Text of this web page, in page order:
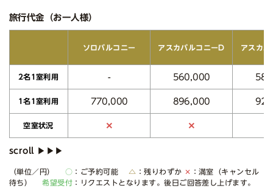
旅行代金（お一人様）
ソロバルコニー アスカバルコニーD アスカバ
2名1室利用 - 560,000
1名1室利用 770,000 896,000
空室状況 ✕ ✕
（単位／円） ○ ：ご予約可能 △ ：残りわずか ✕ ：満室（キャンセル
待ち）希望受付 ：リクエストとなります。後日ご回答差し上げます。